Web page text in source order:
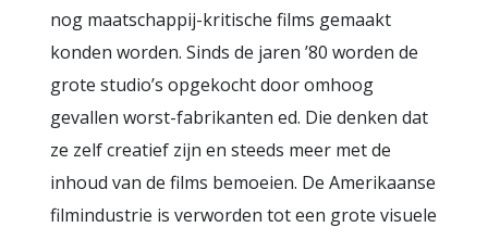
nog maatschappij-kritische films gemaakt
konden worden. Sinds de jaren ’80 worden de
grote studio’s opgekocht door omhoog
gevallen worst-fabrikanten ed. Die denken dat
ze zelf creatief zijn en steeds meer met de
inhoud van de films bemoeien. De Amerikaanse
filmindustrie is verworden tot een grote visuele